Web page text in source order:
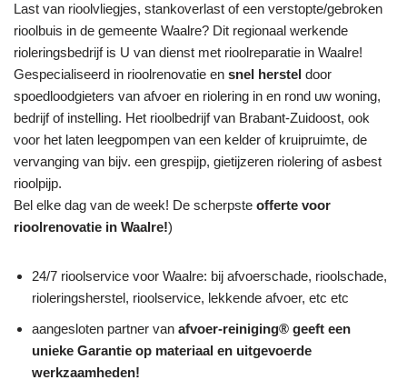
Last van rioolvliegjes, stankoverlast of een verstopte/gebroken
rioolbuis in de gemeente Waalre? Dit regionaal werkende
rioleringsbedrijf is U van dienst met rioolreparatie in Waalre!
Gespecialiseerd in rioolrenovatie en snel herstel door
spoedloodgieters van afvoer en riolering in en rond uw woning,
bedrijf of instelling. Het rioolbedrijf van Brabant-Zuidoost, ook
voor het laten leegpompen van een kelder of kruipruimte, de
vervanging van bijv. een grespijp, gietijzeren riolering of asbest
rioolpijp.
Bel elke dag van de week! De scherpste offerte voor
rioolrenovatie in Waalre!)
24/7 rioolservice voor Waalre: bij afvoerschade, rioolschade,
rioleringsherstel, rioolservice, lekkende afvoer, etc etc
aangesloten partner van afvoer-reiniging® geeft een
unieke Garantie op materiaal en uitgevoerde
werkzaamheden!